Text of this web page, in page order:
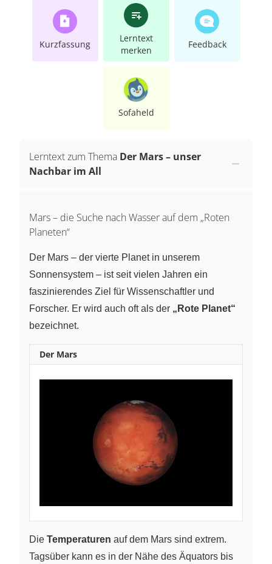
Kurzfassung
Lerntext
merken
Feedback
Sofaheld
Lerntext zum Thema Der Mars – unser
Nachbar im All
Mars – die Suche nach Wasser auf dem „Roten
Planeten“
Der Mars – der vierte Planet in unserem
Sonnensystem – ist seit vielen Jahren ein
faszinierendes Ziel für Wissenschaftler und
Forscher. Er wird auch oft als der „Rote Planet“
bezeichnet.
Der Mars
Die Temperaturen auf dem Mars sind extrem.
Tagsüber kann es in der Nähe des Äquators bis